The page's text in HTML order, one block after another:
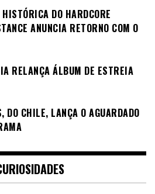
DO HARDCORE
ANUNCIA RETORNO COM O
RELANÇA ÁLBUM DE ESTREIA
DO CHILE, LANÇA O AGUARDADO